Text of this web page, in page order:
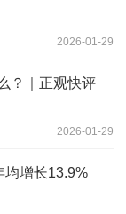
2026-01-29
？｜正观快评
2026-01-29
均增长13.9%